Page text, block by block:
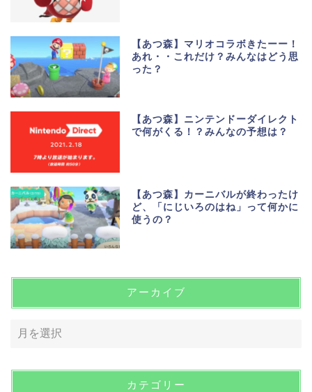
【あつ森】マリオコラボきたーー！
あれ・・これだけ？みんなはどう思
った？
【あつ森】ニンテンドーダイレクト
で何がくる！？みんなの予想は？
【あつ森】カーニバルが終わったけ
ど、「にじいろのはね」って何かに
使うの？
アーカイブ
カテゴリー